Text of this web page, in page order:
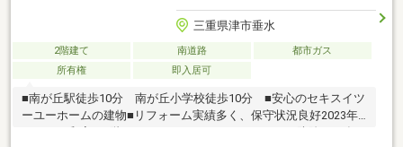
三重県津市垂水
2階建て 南道路
都市ガス
所有権
即入居可
■南が丘駅徒歩10分 南が丘小学校徒歩10分 ■安心のセキスイツ
ーユーホームの建物■リフォーム実績多く、保守状況良好2023年